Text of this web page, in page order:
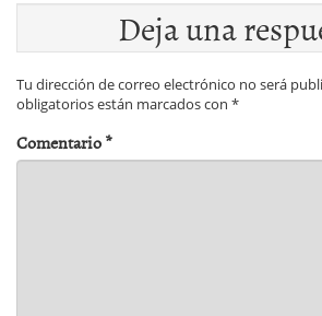
Deja una
Tu dirección de correo electrónico no será
obligatorios están marcados con *
Comentario*